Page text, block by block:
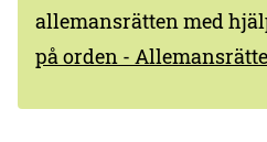
allemansrätten med
på orden -